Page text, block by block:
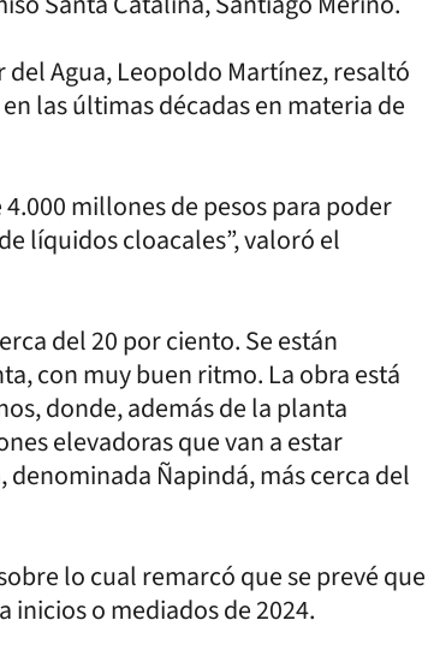
Agua, Leopoldo Martínez, resaltó
las últimas décadas en materia de
millones de pesos para poder
líquidos cloacales”, valoró el
del 20 por ciento. Se están
con muy buen ritmo. La obra está
donde, además de la planta
elevadoras que van a estar
Ñapindá, más cerca del
lo cual remarcó que se prevé que
o mediados de 2024.